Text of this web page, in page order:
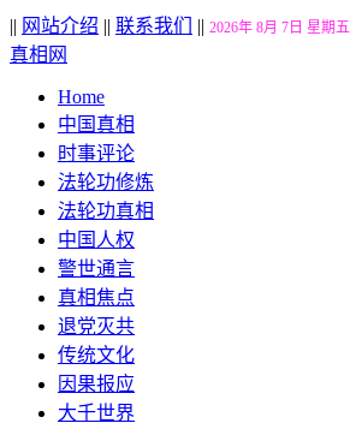
|| 网站介绍 || 联系我们 || 2026年 8月 7日 星期五
真相网
Home
中国真相
时事评论
法轮功修炼
法轮功真相
中国人权
警世通言
真相焦点
退党灭共
传统文化
因果报应
大千世界